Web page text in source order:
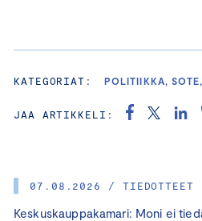
07.08.2026 / TIEDOTTEET
Keskuskauppakamari: Moni ei
KATEGORIAT: POLITIIKKA,
JAA ARTIKKELI: